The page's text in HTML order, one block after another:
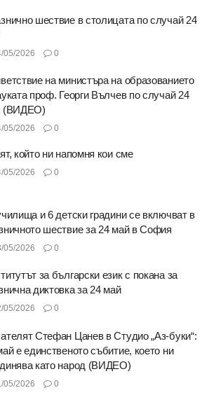
шествие в столицата по случай 24
05/2026 0
на министъра на образованието
проф. Георги Вълчев по случай 24
(ВИДЕО)
05/2026 0
който ни напомня кои сме
05/2026 0
и 6 детски градини се включват в
шествие за 24 май в София
05/2026 0
за български език с покана за
диктовка за 24 май
05/2026 0
Стефан Цанев в Студио „Аз-буки“:
е единственото събитие, което ни
като народ (ВИДЕО)
05/2026 0